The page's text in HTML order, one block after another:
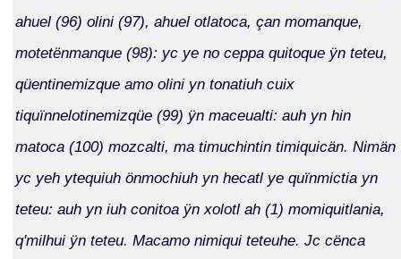
ahuel (96) olini (97), ahuel otlatoca, çan momanque,
motetënmanque (98): yc ye no ceppa quitoque ÿn teteu,
qüentinemizque amo olini yn tonatiuh cuix
tiquïnnelotinemizqüe (99) ÿn maceualti: auh yn hin
matoca (100) mozcalti, ma timuchintin timiquicän. Nimän
yc yeh ytequiuh önmochiuh yn hecatl ye quïnmictia yn
teteu: auh yn iuh conitoa ÿn xolotl ah (1) momiquitlania,
q'milhui ÿn teteu. Macamo nimiqui teteuhe. Jc cënca